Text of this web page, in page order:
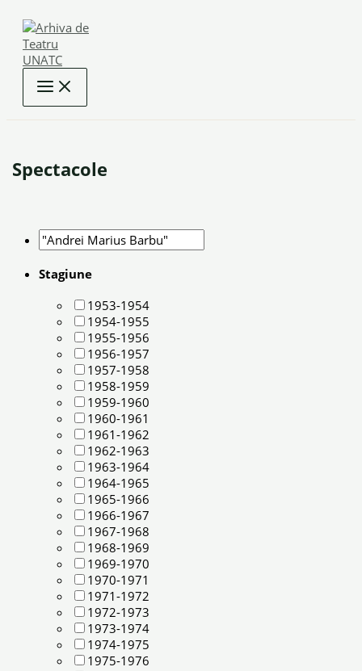
content
Spectacole
Stagiune
1953-1954
1954-1955
1955-1956
1956-1957
1957-1958
1958-1959
1959-1960
1960-1961
1961-1962
1962-1963
1963-1964
1964-1965
1965-1966
1966-1967
1967-1968
1968-1969
1969-1970
1970-1971
1971-1972
1972-1973
1973-1974
1974-1975
1975-1976